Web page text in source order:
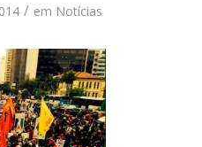
/ em Notícias